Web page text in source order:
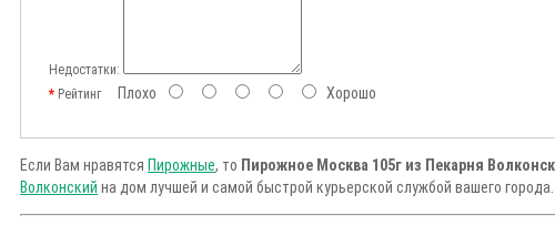
Недостатки:
РейтингПлохо Хорошо
Если Вам нравятся Пирожные, то Пирожное Москва 105г из Пекарня
Волконский на дом лучшей и самой быстрой курьерской службой вашего города.